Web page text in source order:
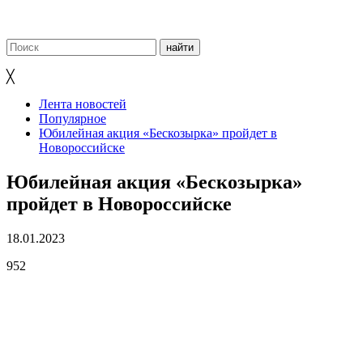
╳
Лента новостей
Популярное
Юбилейная акция «Бескозырка» пройдет в
Новороссийске
Юбилейная акция «Бескозырка»
пройдет в Новороссийске
18.01.2023
952